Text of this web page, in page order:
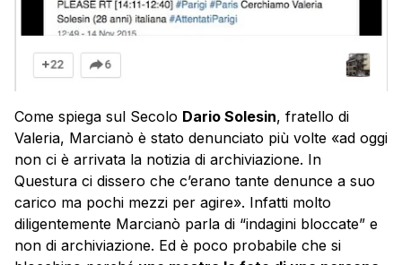
Come spiega sul Secolo Dario Solesin, fratello di
Valeria, Marcianò è stato denunciato più volte «ad oggi
non ci è arrivata la notizia di archiviazione. In
Questura ci dissero che c’erano tante denunce a suo
carico ma pochi mezzi per agire». Infatti molto
diligentemente Marcianò parla di “indagini bloccate” e
non di archiviazione. Ed è poco probabile che si